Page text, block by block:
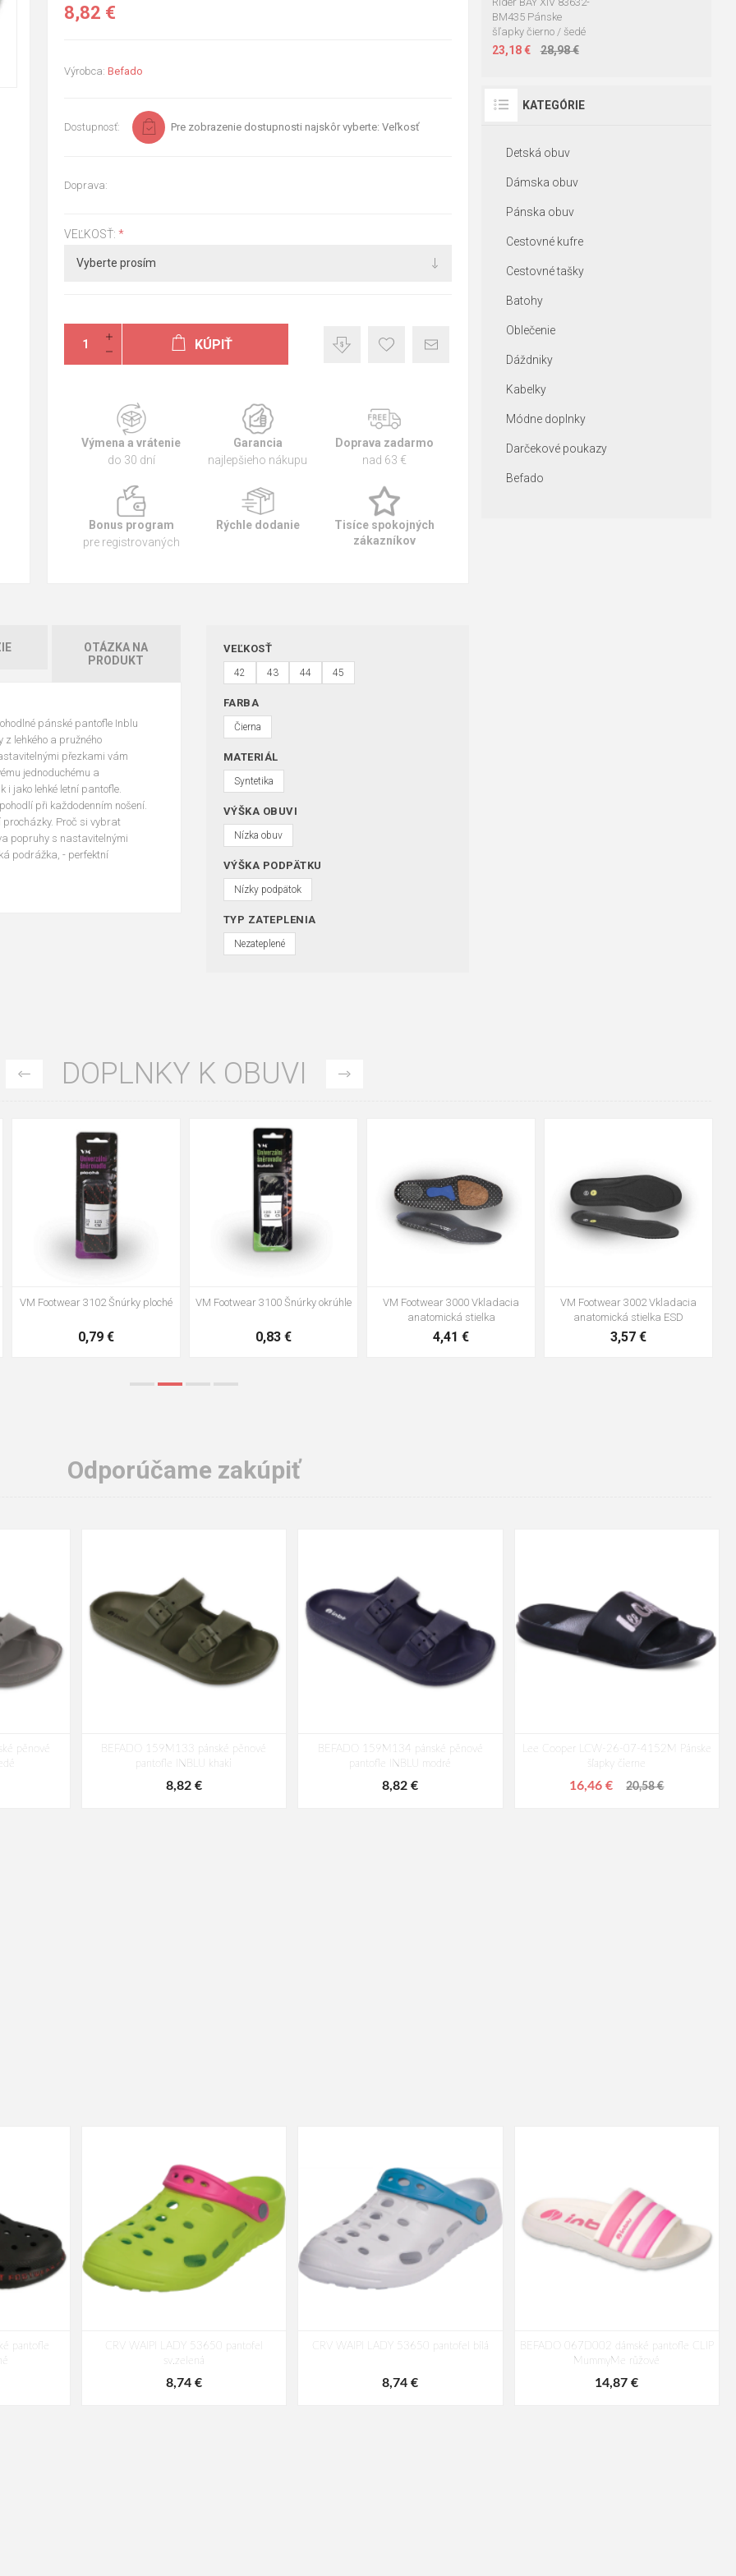
8,82 €
Výrobca: Befado
Dostupnosť: Pre zobrazenie dostupnosti najskôr vyberte: Veľkosť
Doprava:
VEĽKOSŤ: *
KÚPIŤ
Výmena a vrátenie
do 30 dní
Garancia
najlepšieho nákupu
Doprava zadarmo
nad 63 €
Bonus program
pre registrovaných
Rýchle dodanie
Tisíce spokojných
zákazníkov
OTÁZKA NA
PRODUKT
pánské pantofle Inblu
z lehkého a pružného
přezkami vám
jednoduchému a
jako lehké letní pantofle.
při každodenním nošení.
procházky. Proč si vybrat
popruhy s nastavitelnými
podrážka, - perfektní
VEĽKOSŤ
42 43 44 45
FARBA
Čierna
MATERIÁL
Syntetika
VÝŠKA OBUVI
Nízka obuv
VÝŠKA PODPÄTKU
Nízky podpätok
TYP ZATEPLENIA
Nezateplené
BM435 Pánske
šľapky čierno / šedé
23,18 € 28,98 €
KATEGÓRIE
Detská obuv
Dámska obuv
Pánska obuv
Cestovné kufre
Cestovné tašky
Batohy
Oblečenie
Dáždniky
Kabelky
Módne doplnky
Darčekové poukazy
Befado
DOPLNKY K OBUVI
VM Footwear 3002 Vkladacia
3,57 €
37 39
47
VM Footwear 3900 Čistiaca huba
1,64 €
VM Footwear 3600 Impregnace
water stop
10,04 €
Vložka Bennon ABSORBA XTR
ESD
4,16 €
Odporúčame zakúpiť
pěnové
BEFADO 159M133 pánské pěnové
pantofle INBLU khaki
8,82 €
BEFADO 159M134 pánské pěnové
pantofle INBLU modré
8,82 €
Lee Cooper LCW-26-07-4152M Pánske
šľapky čierne
16,46 € 20,58 €
pantofle
CRV WAIPI LADY 53650 pantofel
sv.zelená
8,74 €
CRV WAIPI LADY 53650 pantofel bílá
8,74 €
BEFADO 067D002 dámské pantofle CLIP
MummyMe růžové
14,87 €